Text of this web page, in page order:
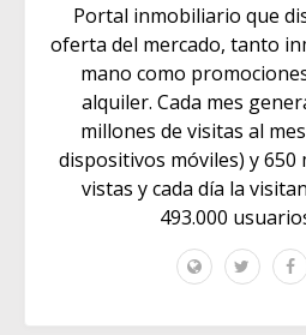
Portal inmobiliario que
oferta del mercado, tanto
mano como
alquiler. Cada mes
millones de visitas al
dispositivos móviles) y 650
vistas y cada día la
493.000